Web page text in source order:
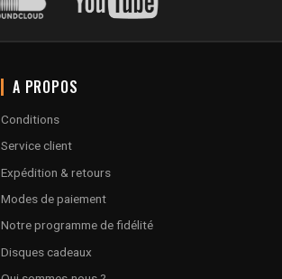
A PROPOS
Conditions
Service client
Expédition & retours
Modes de paiement
Notre programme de fidélité
Disques cadeaux